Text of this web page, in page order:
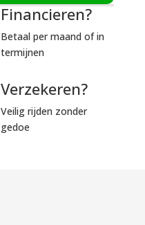
Financieren?
Betaal per maand of in
termijnen
Verzekeren?
Veilig rijden zonder
gedoe